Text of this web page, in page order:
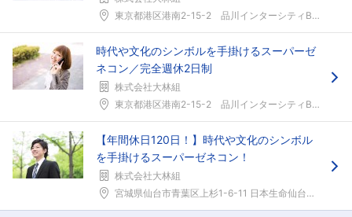
東京都港区港南2-15-2 品川インターシティB棟...
時代や文化のシンボルを手掛けるスーパーゼ
ネコン／完全週休2日制
株式会社大林組
東京都港区港南2-15-2 品川インターシティB棟...
【年間休日120日！】時代や文化のシンボル
を手掛けるスーパーゼネコン！
株式会社大林組
宮城県仙台市青葉区上杉1-6-11 日本生命仙台勾...